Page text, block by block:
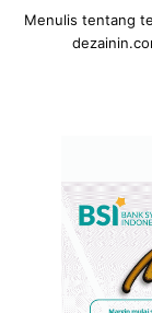
Menulis tentang